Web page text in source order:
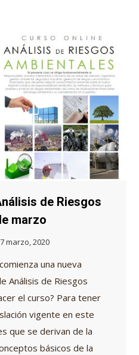
de Riesgos
marzo
marzo, 2020
una nueva
Análisis de Riesgos
el curso? Para tener
vigente en este
que se derivan de la
básicos de la